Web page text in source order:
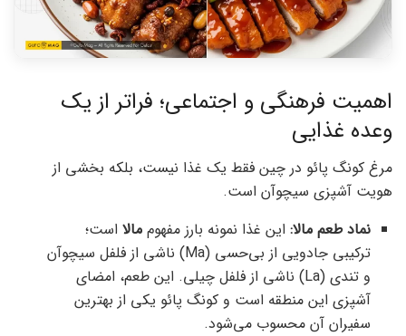
اهمیت فرهنگی و اجتماعی؛ فراتر از یک
وعده غذایی
مرغ کونگ پائو در چین فقط یک غذا نیست، بلکه بخشی از
هویت آشپزی سیچوآن است.
نماد طعم مالا: این غذا نمونه بارز مفهوم مالا است؛
ترکیبی جادویی از بی‌حسی (Ma) ناشی از فلفل سیچوآن
و تندی (La) ناشی از فلفل چیلی. این طعم، امضای
آشپزی این منطقه است و کونگ پائو یکی از بهترین
سفیران آن محسوب می‌شود.